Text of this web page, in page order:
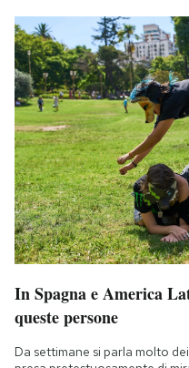
In Spagna e America
queste persone
Da settimane si parla molto